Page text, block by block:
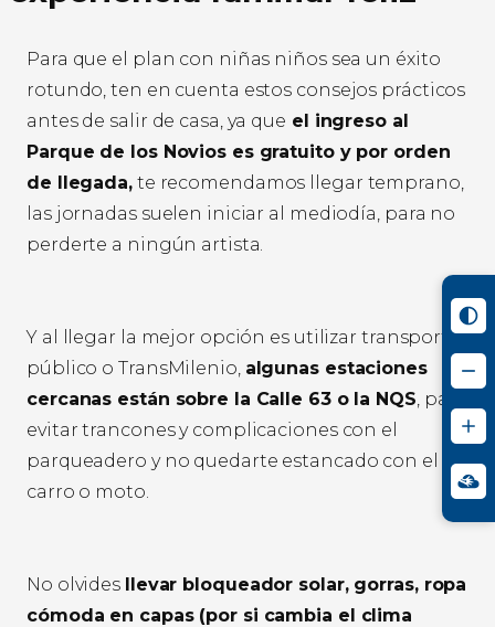
Para que el plan con niñas niños sea un éxito
rotundo, ten en cuenta estos consejos prácticos
antes de salir de casa, ya que el ingreso al
Parque de los Novios es gratuito y por orden
de llegada,te recomendamos llegar temprano,
las jornadas suelen iniciar al mediodía, para no
perderte a ningún artista.
Y al llegar la mejor opción es utilizar transporte
público o TransMilenio, algunas estaciones
cercanas están sobre la Calle 63 o la NQS, para
evitar trancones y complicaciones con el
parqueadero y no quedarte estancado con el
carro o moto.
No olvides llevar bloqueador solar, gorras, ropa
cómoda en capas (por si cambia el clima